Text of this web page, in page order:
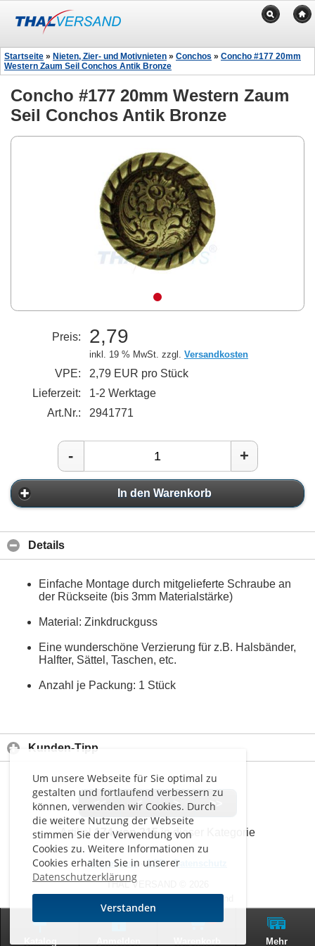
Um unsere Webseite für Sie optimal zu
gestalten und fortlaufend verbessern zu
können, verwenden wir Cookies. Durch
die weitere Nutzung der Webseite
stimmen Sie der Verwendung von
Cookies zu. Weitere Informationen zu
Cookies erhalten Sie in unserer
Datenschutzerklärung
Verstanden
Startseite » Nieten, Zier- und Motivnieten » Conchos » Concho #177 20mm
Western Zaum Seil Conchos Antik Bronze
Concho #177 20mm Western Zaum
Seil Conchos Antik Bronze
Preis: 2,79
inkl. 19 % MwSt. zzgl. Versandkosten
VPE:
2,79 EUR pro Stück
Lieferzeit:
1-2 Werktage
Art.Nr.:
2941771
- +
In den Warenkorb
Details
Einfache Montage durch mitgelieferte Schraube an
der Rückseite (bis 3mm Materialstärke)
Material: Zinkdruckguss
Eine wunderschöne Verzierung für z.B. Halsbänder,
Halfter, Sättel, Taschen, etc.
Anzahl je Packung: 1 Stück
Kunden-Tipp
<< < > >>
Artikel174 von 215in dieser Kategorie
Impressum-AGB-Datenschutz
THAL VERSAND © 2026
Alle Preise inkl. MwSt. zzgl. Versand
Zur klassischen Website
Mehr